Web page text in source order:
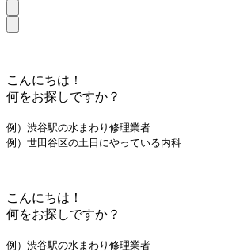
こんにちは！
何をお探しですか？
例）渋谷駅の水まわり修理業者
例）世田谷区の土日にやっている内科
こんにちは！
何をお探しですか？
例）渋谷駅の水まわり修理業者